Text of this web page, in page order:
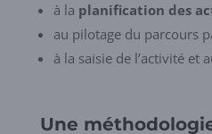
à la planification des
au pilotage du parcours
à la saisie de l’activité et
Une